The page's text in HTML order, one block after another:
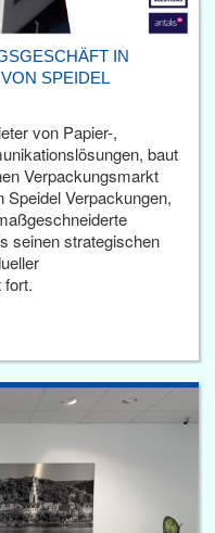
IN
SPEIDEL
von Papier-,
baut
Verpackungsmarkt
Verpackungen,
seinen strategischen